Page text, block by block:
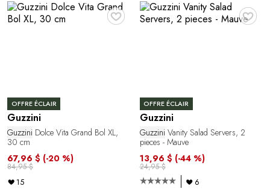
♥
OFFRE ÉCLAIR
Guzzini
Guzzini Dolce Vita Grand Bol XL,
30 cm
67,96 $ (-20 %)
84,95 $
15
♥
OFFRE ÉCLAIR
Guzzini
Guzzini Vanity Salad Servers, 2
pieces - Mauve
13,96 $ (-44 %)
24,95 $
6